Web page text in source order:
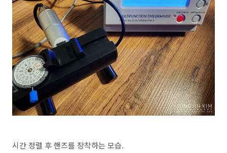
시간 정렬 후 핸즈를 장착하는 모습.